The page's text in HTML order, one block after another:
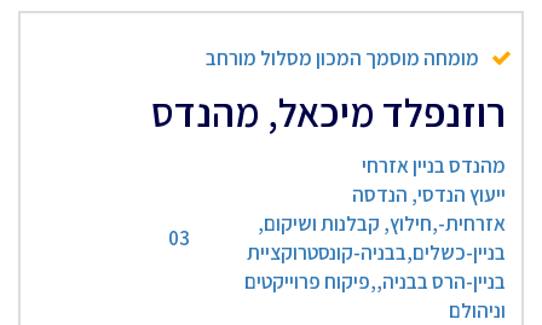
מומחה מוסמך המכון מסלול מורחב
רוזנפלד מיכאל, מהנדס
מהנדס בניין אזרחי
ייעוץ הנדסי, הנדסה
אזרחית-,חילוץ, קבלנות ושיקום,
בניין-כשלים,בבניה-קונסטרוקציית
בניין-הרס בבניה,,פיקוח פרוייקטים
וניהולם
03